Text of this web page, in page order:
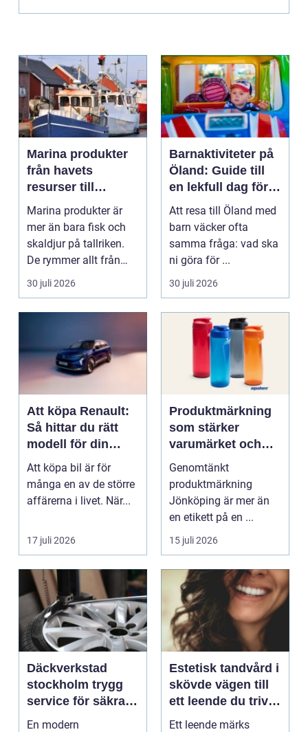
Marina produkter
från havets
resurser till
hållbara
upplevelser
Marina produkter är
mer än bara fisk och
skaldjur på tallriken.
De rymmer allt från
mat och hälsa ti...
30 juli 2026
Barnaktiviteter på
Öland: Guide till
en lekfull dag för
hela familjen
Att resa till Öland med
barn väcker ofta
samma fråga: vad ska
ni göra för ...
30 juli 2026
Att köpa Renault:
Så hittar du rätt
modell för din
vardag
Att köpa bil är för
många en av de större
affärerna i livet. När...
17 juli 2026
Produktmärkning
som stärker
varumärket och
förenklar vardagen
Genomtänkt
produktmärkning
Jönköping är mer än
en etikett på en ...
15 juli 2026
Däckverkstad
stockholm trygg
service för säkra
mil året runt
En modern
Estetisk tandvård i
skövde vägen till
ett leende du trivs
med
Ett leende märks